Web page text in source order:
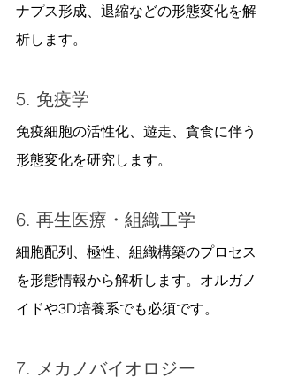
ナプス形成、退縮などの形態変化を解
析します。
5. 免疫学
免疫細胞の活性化、遊走、貪食に伴う
形態変化を研究します。
6. 再生医療・組織工学
細胞配列、極性、組織構築のプロセス
を形態情報から解析します。オルガノ
イドや3D培養系でも必須です。
7. メカノバイオロジー